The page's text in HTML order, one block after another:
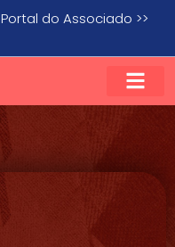
Portal do Associado >>